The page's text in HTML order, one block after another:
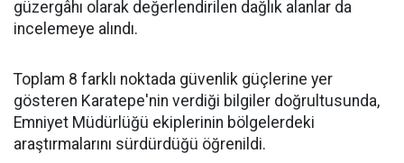
güzergâhı olarak değerlendirilen dağlık alanlar da
incelemeye alındı.
Toplam 8 farklı noktada güvenlik güçlerine yer
gösteren Karatepe'nin verdiği bilgiler doğrultusunda,
Emniyet Müdürlüğü ekiplerinin bölgelerdeki
araştırmalarını sürdürdüğü öğrenildi.